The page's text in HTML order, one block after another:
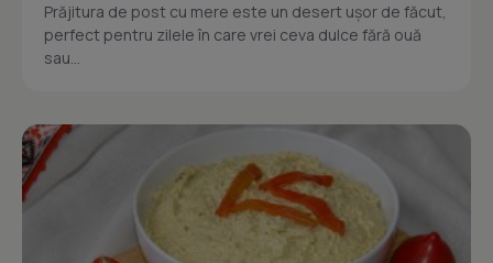
Prăjitura de post cu mere este un desert ușor de făcut,
perfect pentru zilele în care vrei ceva dulce fără ouă
sau...